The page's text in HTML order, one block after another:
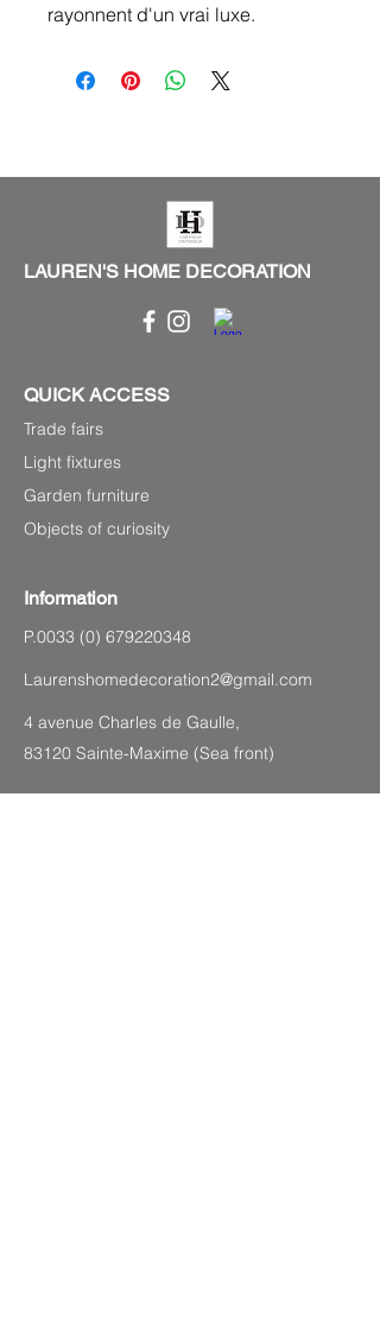
rayonnent d'un vrai luxe.
LAUREN'S HOME DECORATION
QUICK ACCESS
Trade fairs
Light fixtures
Garden furniture
Objects of curiosity
Information
P.0033 (0) 679220348
Laurenshomedecoration2@gmail.com
4 avenue Charles de Gaulle,
83120 Sainte-Maxime (Sea front)